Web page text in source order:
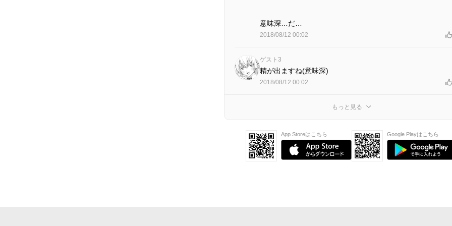
意味深…だ…
2018/08/12 00:02
ゲスト3
精が出ますね(意味深)
2018/08/12 00:02
もっと見る
App Storeはこちら Google Playはこちら